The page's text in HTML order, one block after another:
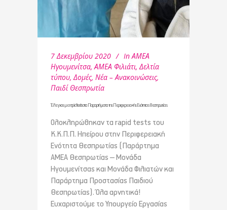
7 Δεκεμβρίου 2020 In ΑΜΕΑ
Ηγουμενίτσα,ΑΜΕΑ Φιλιάτι,Δελτία
τύπου,Δομές, Νέα – Ανακοινώσεις,
Παιδί Θεσπρωτία
Έλεγχος με rapid tests στα Παραρτήματα της Περιφερειακής Ενότητας Θεσπρωτίας
Ολοκληρώθηκαν τα rapid tests του
Κ.Κ.Π.Π. Ηπείρου στην Περιφερειακή
Ενότητα Θεσπρωτίας (Παράρτημα
ΑΜΕΑ Θεσπρωτίας – Μονάδα
Ηγουμενίτσας και Μονάδα Φιλιατών και
Παράρτημα Προστασίας Παιδιού
Θεσπρωτίας). Όλα αρνητικά!
Ευχαριστούμε το Υπουργείο Εργασίας